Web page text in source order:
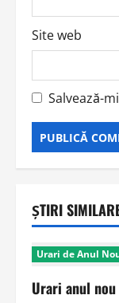
Site web
Salvează-
ȘTIRI
Urari de Anul
Urari anul nou